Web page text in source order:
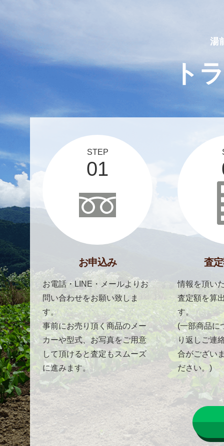
湯
ト
STEP
01
お申込み
お電話・LINE・メールよりお
問い合わせをお願い致しま
す。
事前にお売り頂く商品のメー
カーや型式、お写真をご用意
して頂けると査定もスムーズ
に進みます。
査
情報を頂い
査定額を算
す。
(一部商品に
り返しご連
合がござい
ださい。)